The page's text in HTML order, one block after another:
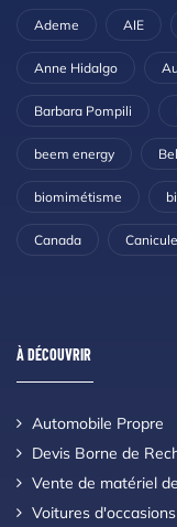
Ademe AIE
Anne Hidalgo
Barbara Pompili
beem energy
biomimétisme
Canada Canicule
À DÉCOUVRIR
Automobile Propre
Devis Borne de
Vente de matériel
Voitures